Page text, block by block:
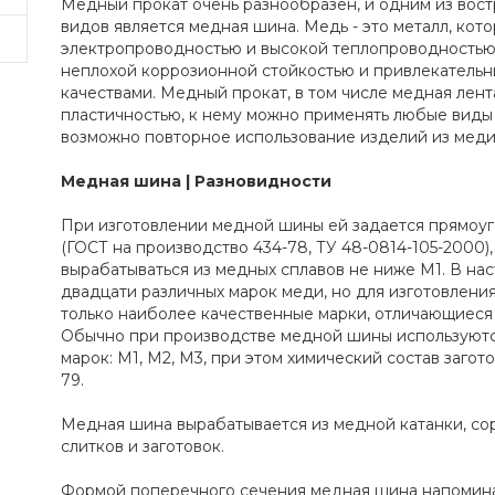
Медный прокат очень разнообразен, и одним из
видов является медная шина. Медь - это металл,
электропроводностью и высокой
неплохой коррозионной стойкостью и
качествами. Медный прокат, в том числе медная
пластичностью, к нему можно применять любые
возможно повторное использование изделий из
Медная шина | Разновидности
При изготовлении медной шины ей задается
(ГОСТ на производство 434-78, ТУ 48-0814-105-
вырабатываться из медных сплавов не ниже М1. В
двадцати различных марок меди, но для
только наиболее качественные марки,
Обычно при производстве медной шины
марок: М1, М2, М3, при этом химический состав
79.
Медная шина вырабатывается из медной катанки,
слитков и заготовок.
Формой поперечного сечения медная шина